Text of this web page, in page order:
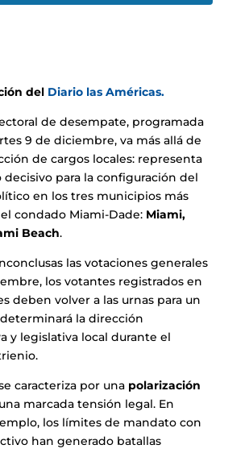
del Diario las Américas.
de desempate, programada
9 de diciembre, va más allá de
de cargos locales: representa
para la configuración del
en los tres municipios más
condado Miami-Dade: Miami,
Beach.
las votaciones generales
los votantes registrados en
deben volver a las urnas para un
la dirección
y legislativa local durante el
caracteriza por una polarización
marcada tensión legal. En
los límites de mandato con
han generado batallas